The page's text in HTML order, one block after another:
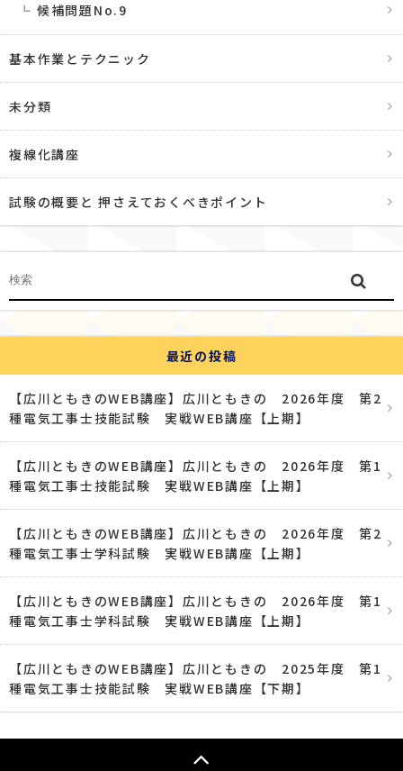
候補問題No.9
基本作業とテクニック
未分類
複線化講座
試験の概要と 押さえておくべきポイント
最近の投稿
【広川ともきのWEB講座】広川ともきの 2026年度 第2
種電気工事士技能試験 実戦WEB講座【上期】
【広川ともきのWEB講座】広川ともきの 2026年度 第1
種電気工事士技能試験 実戦WEB講座【上期】
【広川ともきのWEB講座】広川ともきの 2026年度 第2
種電気工事士学科試験 実戦WEB講座【上期】
【広川ともきのWEB講座】広川ともきの 2026年度 第1
種電気工事士学科試験 実戦WEB講座【上期】
【広川ともきのWEB講座】広川ともきの 2025年度 第1
種電気工事士技能試験 実戦WEB講座【下期】